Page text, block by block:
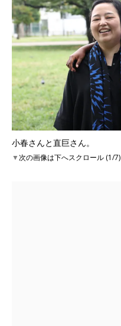
小春さんと直巨さん。
▼次の画像は下へスクロール (1/7)